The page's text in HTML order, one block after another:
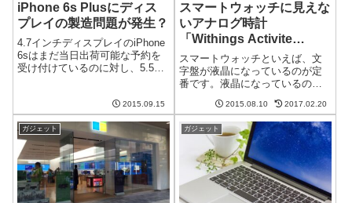
iPhone 6s Plusにディス
プレイの製造問題が発生？
4.7インチディスプレイのiPhone
6sはまだ当日出荷可能な予約を
受け付けているのに対し、5.5イ
ているようです。この背景には
ディスプレイの製造問題がある
のではない...
2015.09.15
スマートウォッチに見えな
いアナログ時計
「Withings Activite
Pop」は電池が長持ち
スマートウォッチといえば、文
字盤が液晶になっているのが定
番です。液晶になっているので
で、電池の持ちが悪いという欠
点があります。毎日充電しなく
てはならないものもざらとか。
最近発売された「Withings
Activ...
2015.08.10 2017.02.20
ガジェット ガジェット